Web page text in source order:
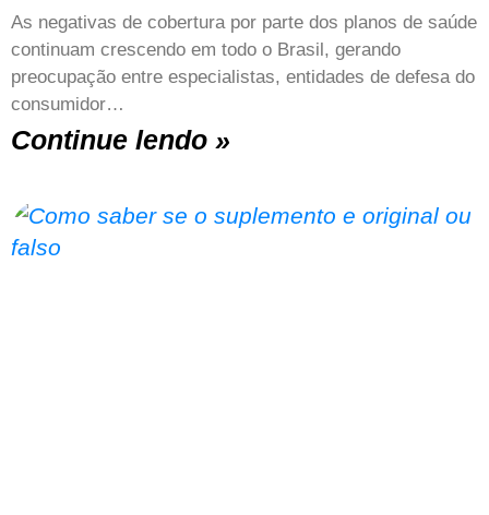
As negativas de cobertura por parte dos planos de saúde
continuam crescendo em todo o Brasil, gerando
preocupação entre especialistas, entidades de defesa do
consumidor…
Continue lendo »